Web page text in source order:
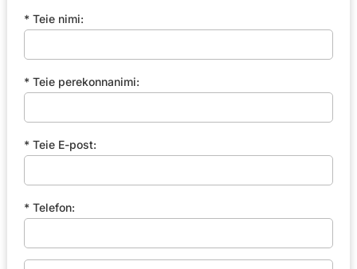
* Teie nimi:
* Teie perekonnanimi:
* Teie E-post:
* Telefon: